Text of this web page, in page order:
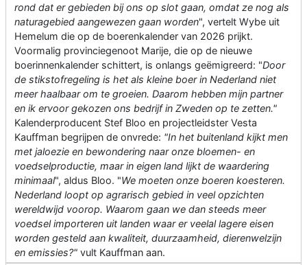
rond dat er gebieden bij ons op slot gaan, omdat ze nog als
naturagebied aangewezen gaan worden", vertelt Wybe uit
Hemelum die op de boerenkalender van 2026 prijkt.
Voormalig provinciegenoot Marije, die op de nieuwe
boerinnenkalender schittert, is onlangs geëmigreerd: "Door
de stikstofregeling is het als kleine boer in Nederland niet
meer haalbaar om te groeien. Daarom hebben mijn partner
en ik ervoor gekozen ons bedrijf in Zweden op te zetten."
Kalenderproducent Stef Bloo en projectleidster Vesta
Kauffman begrijpen de onvrede: "In het buitenland kijkt men
met jaloezie en bewondering naar onze bloemen- en
voedselproductie, maar in eigen land lijkt de waardering
minimaal", aldus Bloo. "We moeten onze boeren koesteren.
Nederland loopt op agrarisch gebied in veel opzichten
wereldwijd voorop. Waarom gaan we dan steeds meer
voedsel importeren uit landen waar er veelal lagere eisen
worden gesteld aan kwaliteit, duurzaamheid, dierenwelzijn
en emissies?" vult Kauffman aan.